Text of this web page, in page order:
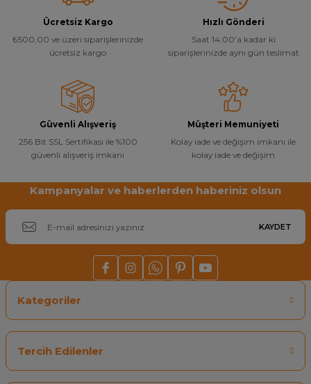
Ürün resmi kalitesiz, bozuk veya görüntülenemiyor.
Ürün açıklamasında eksik bilgiler bulunuyor.
Ürün bilgilerinde hatalar bulunuyor.
Ürün fiyatı diğer sitelerden daha pahalı.
Bu ürüne benzer farklı alternatifler olmalı.
Gönder
Ücretsiz Kargo
₺500,00 ve üzeri siparişlerinizde
ücretsiz kargo
Hızlı Gönderi
Saat 14:00’a kadar ki
siparişlerinizde aynı gün teslimat
Güvenli Alışveriş
256 Bit SSL Sertifikası ile %100
güvenli alışveriş imkanı
Müşteri Memuniyeti
Kolay iade ve değişim imkanı ile
kolay iade ve değişim
Kampanyalar ve haberlerden haberiniz olsun
KAYDET
Kategoriler
Tercih Edilenler